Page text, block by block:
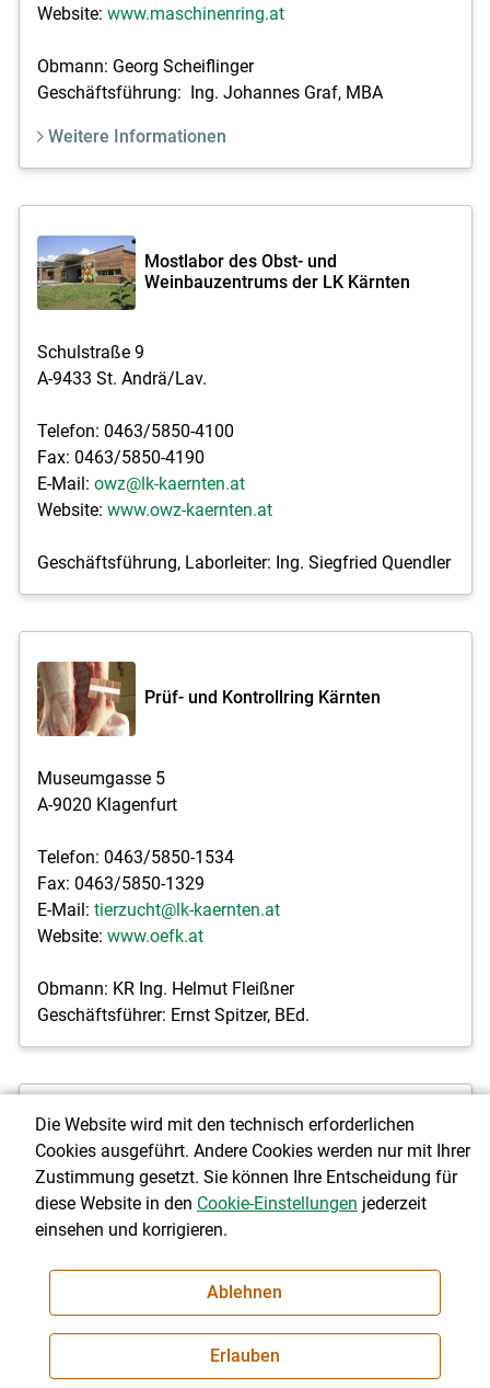
Website: www.maschinenring.at
Obmann: Georg Scheiflinger
Geschäftsführung: Ing. Johannes Graf, MBA
Weitere Informationen
Mostlabor des Obst- und
Weinbauzentrums der LK Kärnten
Schulstraße 9
A-9433 St. Andrä/Lav.
Telefon: 0463/5850-4100
Fax: 0463/5850-4190
E-Mail: owz@lk-kaernten.at
Website: www.owz-kaernten.at
Geschäftsführung, Laborleiter: Ing. Siegfried Quendler
Prüf- und Kontrollring Kärnten
Museumgasse 5
A-9020 Klagenfurt
Telefon: 0463/5850-1534
Fax: 0463/5850-1329
E-Mail: tierzucht@lk-kaernten.at
Website: www.oefk.at
Obmann: KR Ing. Helmut Fleißner
Geschäftsführer: Ernst Spitzer, BEd.
Schaf- und Ziegenzuchtverband
Kärnten
Museumgasse 5
Telefon: 0463/5850-1531
Fax: 0463/5850-91531
schazi@lk-kaernten.at
Die Website wird mit den technisch erforderlichen
Cookies ausgeführt. Andere Cookies werden nur mit Ihrer
Zustimmung gesetzt. Sie können Ihre Entscheidung für
diese Website in den Cookie-Einstellungen jederzeit
einsehen und korrigieren.
Ablehnen
Erlauben